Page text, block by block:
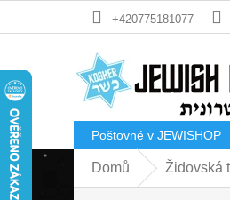
+420775181077
Poštovné v JEWISHOP
Domů Židovská